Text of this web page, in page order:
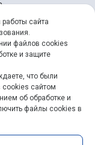
сайта
файлов cookies
и защите
что были
сайтом
об обработке и
файлы cookies в